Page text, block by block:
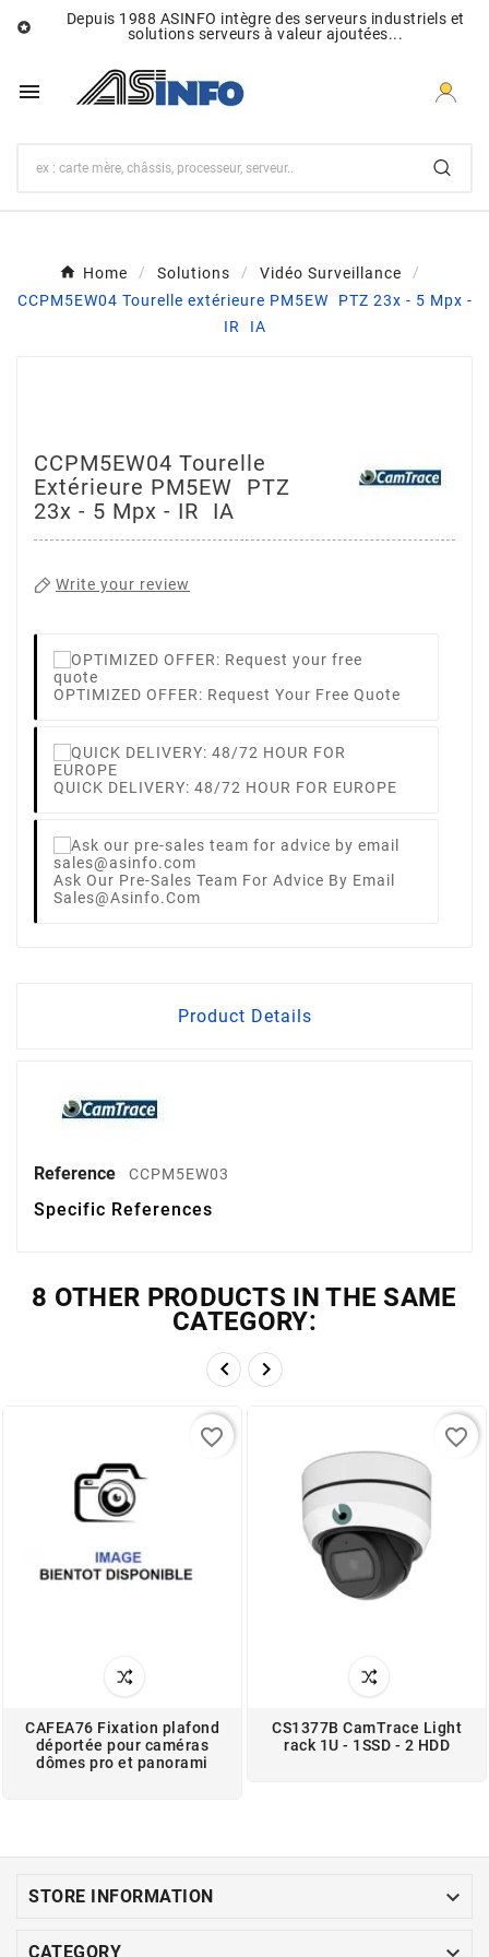

Depuis 1988 ASINFO intègre des serveurs industriels et
solutions serveurs à valeur ajoutées...

Home Solutions
Vidéo Surveillance
CCPM5EW04 Tourelle extérieure PM5EW  PTZ 23x - 5 Mpx -
IR  IA
CCPM5EW04 Tourelle
Extérieure PM5EW  PTZ
23x - 5 Mpx - IR  IA
Write your review
OPTIMIZED OFFER: Request Your Free Quote
QUICK DELIVERY: 48/72 HOUR FOR EUROPE
Ask Our Pre-Sales Team For Advice By Email
Sales@asinfo.com
Product Details
Reference CCPM5EW03
Specific References
8 OTHER PRODUCTS IN THE SAME
CATEGORY:
 
CAFEA76 Fixation plafond
déportée pour caméras
dômes pro et panorami
favorite_border
CS1377B CamTrace Light
rack 1U - 1SSD - 2 HDD
favorite_border
STORE INFORMATION 
CATEGORY